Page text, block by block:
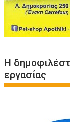
Η
εργασίας